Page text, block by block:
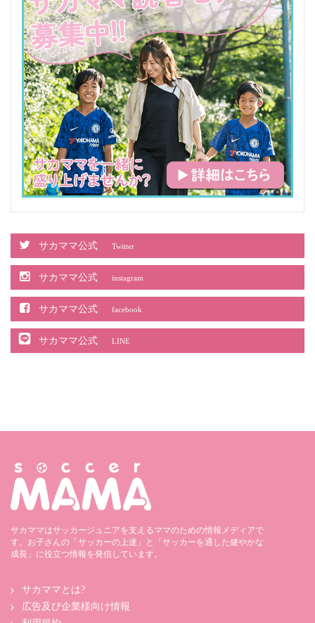
サカママ公式 Twitter
サカママ公式 instagram
サカママ公式 facebook
サカママ公式 LINE
サカママはサッカージュニアを支えるママのための情報メディアで
す。お子さんの「サッカーの上達」と「サッカーを通した健やかな
成長」に役立つ情報を発信しています。
サカママとは?
広告及び企業様向け情報